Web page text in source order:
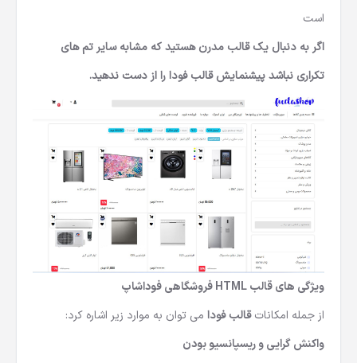
است
اگر به دنبال یک قالب مدرن هستید که مشابه سایر تم های
تکراری نباشد پیشنمایش قالب فودا را از دست ندهید.
ویژگی هایقالب HTML فروشگاهی فوداشاپ
از جمله امکاناتقالب فودا می توان به موارد زیر اشاره کرد:
واکنش گرایی و ریسپانسیو بودن